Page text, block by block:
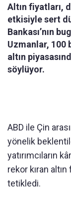
Altın fiyatları,
etkisiyle sert
Bankası’nın
Uzmanlar, 100
altın
söylüyor.
ABD ile Çin aras
yönelik
yatırımcıların k
rekor kıran
tetikledi.